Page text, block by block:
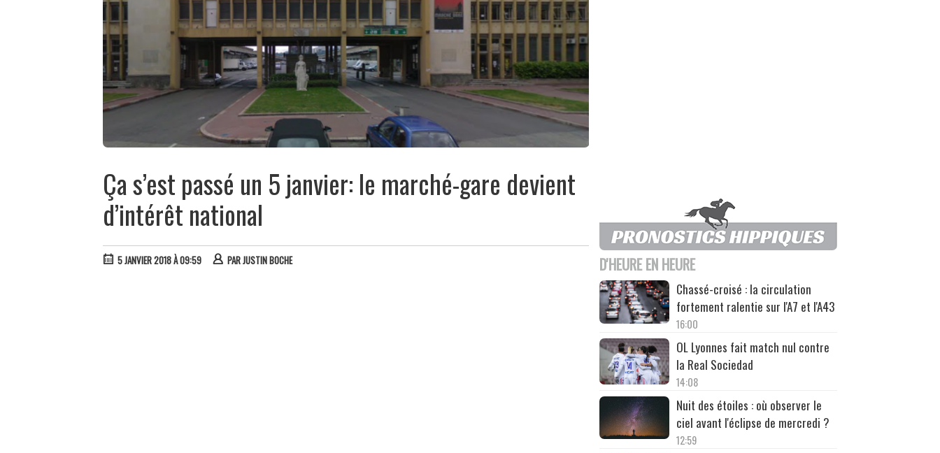
Ça s’est passé un 5 janvier: le marché-gare devient
d’intérêt national
5 JANVIER 2018 À 09:59 PARJUSTIN BOCHE D'HEURE EN HEURE
Chassé-croisé : la circulation
fortement ralentie sur l'A7 et l'A43
16:00
OL Lyonnes fait match nul contre
la Real Sociedad
14:08
Nuit des étoiles : où observer le
ciel avant l'éclipse de mercredi ?
12:59